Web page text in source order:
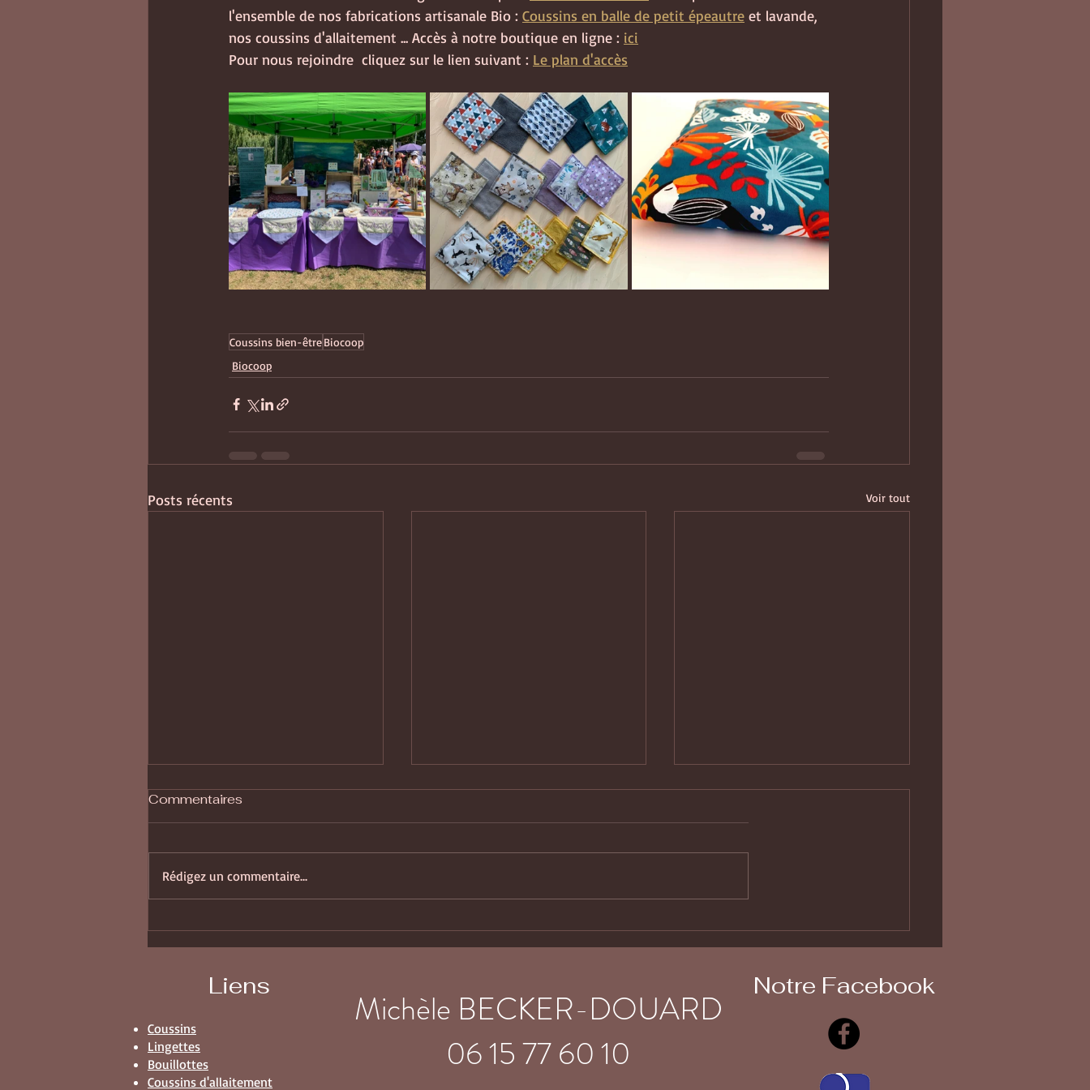
l'ensemble de nos fabrications artisanale Bio : Coussins en balle de petit épeautre et lavande,
nos coussins d'allaitement ... Accès à notre boutique en ligne : ici
Pour nous rejoindre  cliquez sur le lien suivant : Le plan d'accès
Coussins bien-êtreBiocoop
Biocoop
Posts récents Voir tout
Aix
Rumilly 74
Douvaine
Commentaires
Rédigez un commentaire...
Liens
Coussins
Lingettes
Bouillottes
Coussins d'allaitement
Michèle BECKER-DOUARD
06 15 77 60 10
Notre Facebook